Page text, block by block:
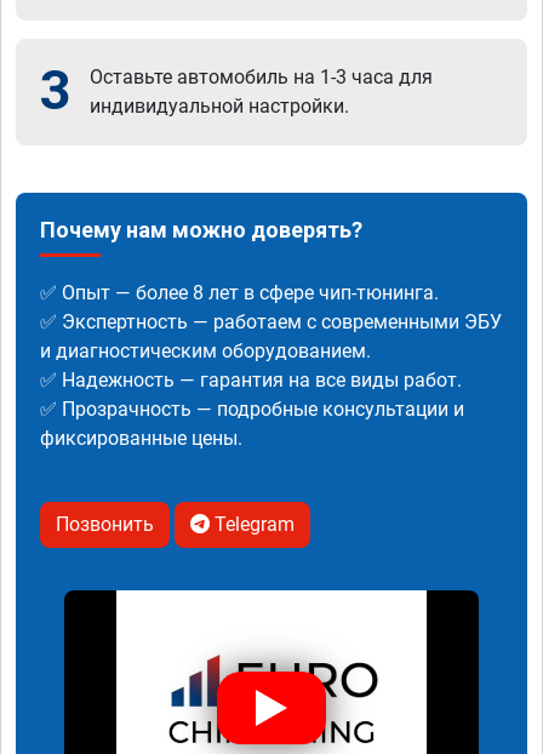
3
Оставьте автомобиль на 1-3 часа для
индивидуальной настройки.
Почему нам можно доверять?
✅ Опыт — более 8 лет в сфере чип-тюнинга.
✅ Экспертность — работаем с современными ЭБУ
и диагностическим оборудованием.
✅ Надежность — гарантия на все виды работ.
✅ Прозрачность — подробные консультации и
фиксированные цены.
Позвонить Telegram